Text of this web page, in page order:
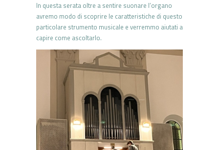
In questa serata oltre a sentire suonare l’organo
avremo modo di scoprire le caratteristiche di questo
particolare strumento musicale e verremmo aiutati a
capire come ascoltarlo.